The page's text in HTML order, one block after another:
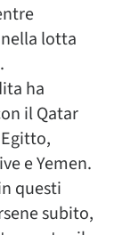
lotta
ha
il Qatar
e Yemen.
questi
subito,